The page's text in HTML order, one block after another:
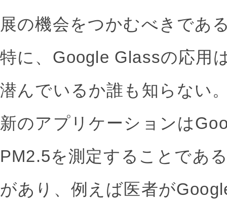
展の機会をつかむべきであ
特に、Google Glassの応用
潜んでいるか誰も知らない
新のアプリケーションは
PM2.5を測定することであ
があり、例えば医者が